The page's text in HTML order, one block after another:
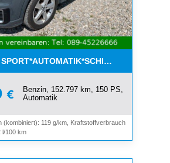
€
Benzin, 152.797 km, 150 PS,
Automatik
(kombiniert): 119 g/km, Kraftstoffverbrauch
l/100 km